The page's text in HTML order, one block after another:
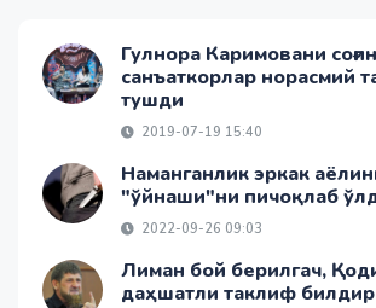
Гулнора Каримовани
санъаткорлар норасмий
тушди
2019-07-19 15:40
Наманганлик эркак
"ўйнаши"ни пичоқлаб
2022-09-26 09:03
Лиман бой берилгач,
даҳшатли таклиф